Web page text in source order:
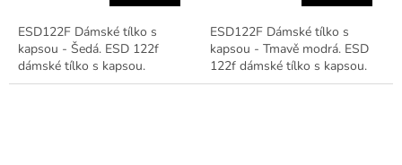
ESD122F Dámské tílko s
kapsou - Šedá. ESD 122f
dámské tílko s kapsou.
ESD122F Dámské tílko s
kapsou - Tmavě modrá. ESD
122f dámské tílko s kapsou.